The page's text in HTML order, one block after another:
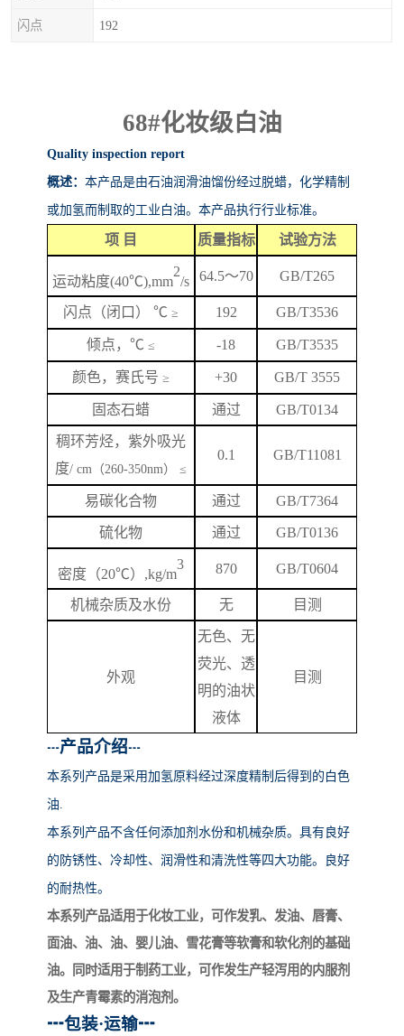
闪点 192
68#化妆级白油
Quality inspection report
概述： 本产品是由石油润滑油馏份经过脱蜡，化学精制
或加氢而制取的工业白油。本产品执行行业标准。
项 目 质量指标 试验方法
运动粘度(40℃),mm
2
/s 64.5～70 GB/T265
闪 点 （闭口） ℃ ≥ 192 GB/T3536
倾点， ℃ ≤ -18 GB/T3535
颜色，赛氏号 ≥ +30 GB/T 3555
固态石蜡 通过 GB/T0134
稠环芳烃，紫外吸光
度/ cm（260-350nm） ≤
0.1 GB/T11081
易碳化合物 通过 GB/T7364
硫化物 通过 GB/T0136
密度（20℃）,kg/m
3 870 GB/T0604
机械杂质及水份 无 目测
外观
无色、无
荧光、透
明的油状
液体
目测
┅产品介绍┅
本系列产品是采用加氢原料经过深度精制后得到的白色
油.
本系列产品不含任何添加剂水份和机械杂质。具有良好
的防锈性、冷却性、润滑性和清洗性等四大功能。良好
的耐热性。
本系列产品适用于化妆工业，可作发乳、发油、唇膏、
面油、油、油、婴儿油、雪花膏等软膏和软化剂的基础
油。同时适用于制药工业，可作发生产轻泻用的内服剂
及生产青霉素的消泡剂。
┅包装·运输┅